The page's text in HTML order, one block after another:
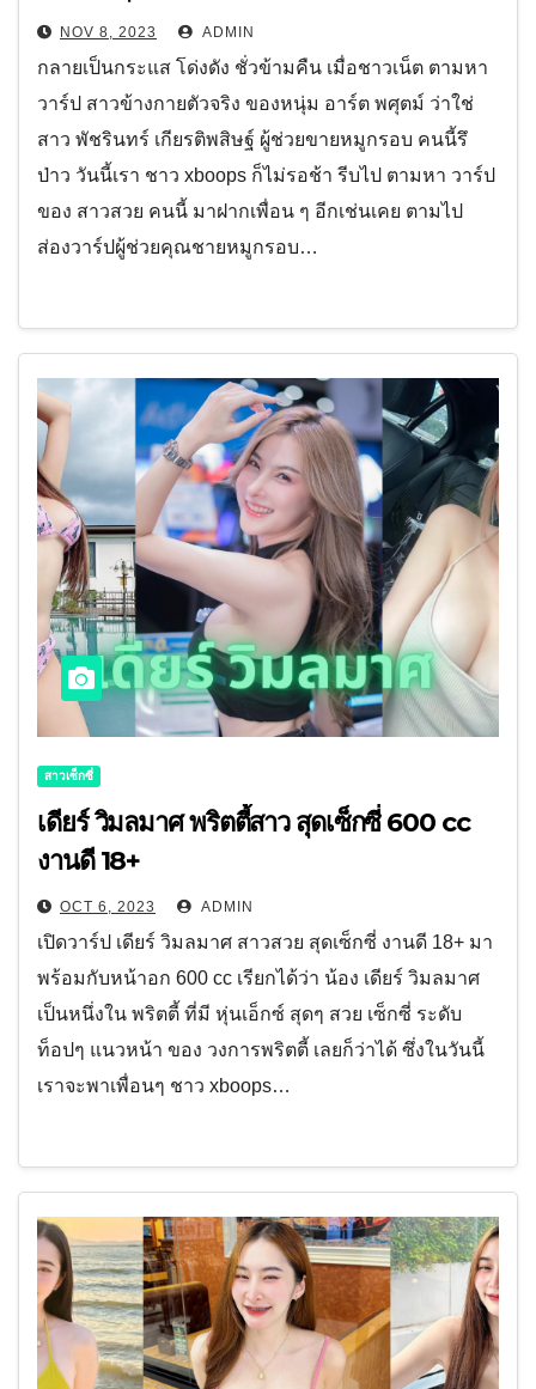
NOV 8, 2023 ADMIN
กลายเป็นกระแส โด่งดัง ชั่วข้ามคืน เมื่อชาวเน็ต ตามหา
วาร์ป สาวข้างกายตัวจริง ของหนุ่ม อาร์ต พศุตม์ ว่าใช่
สาว พัชรินทร์ เกียรติพสิษฐ์ ผู้ช่วยขายหมูกรอบ คนนี้รึ
ป่าว วันนี้เรา ชาว xboops ก็ไม่รอช้า รีบไป ตามหา วาร์ป
ของ สาวสวย คนนี้ มาฝากเพื่อน ๆ อีกเช่นเคย ตามไป
ส่องวาร์ปผู้ช่วยคุณชายหมูกรอบ…
สาวเซ็กซี่
เดียร์ วิมลมาศ พริตตี้สาว สุดเซ็กซี่ 600 cc
งานดี 18+
OCT 6, 2023 ADMIN
เปิดวาร์ป เดียร์ วิมลมาศ สาวสวย สุดเซ็กซี่ งานดี 18+ มา
พร้อมกับหน้าอก 600 cc เรียกได้ว่า น้อง เดียร์ วิมลมาศ
เป็นหนึ่งใน พริตตี้ ที่มี หุ่นเอ็กซ์ สุดๆ สวย เซ็กซี่ ระดับ
ท็อปๆ แนวหน้า ของ วงการพริตตี้ เลยก็ว่าได้ ซึ่งในวันนี้
เราจะพาเพื่อนๆ ชาว xboops…